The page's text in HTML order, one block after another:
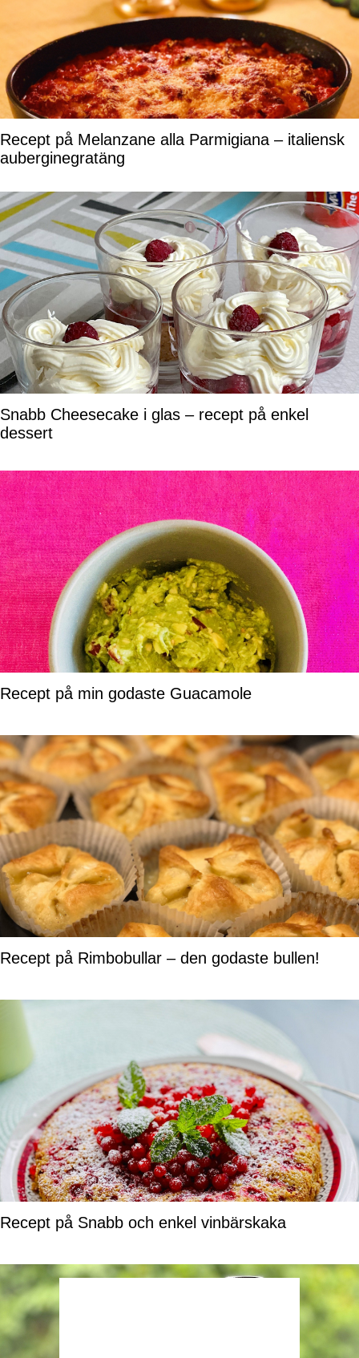
Recept på Melanzane alla Parmigiana – italiensk
auberginegratäng
Snabb Cheesecake i glas – recept på enkel
dessert
Recept på min godaste Guacamole
Recept på Rimbobullar – den godaste bullen!
Recept på Snabb och enkel vinbärskaka